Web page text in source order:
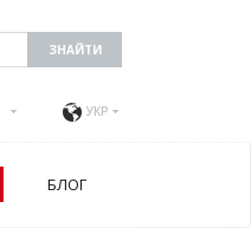
УКР
БЛОГ